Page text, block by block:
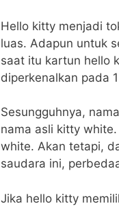
Hello kitty menjadi
luas. Adapun untuk
saat itu kartun hello
diperkenalkan pada
Sesungguhnya,
nama asli kitty
white. Akan tetapi,
saudara ini,
Jika hello kitty